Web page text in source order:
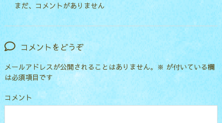
まだ、コメントがありません
コメントをどうぞ
メールアドレスが公開されることはありません。 ※ が付いている欄
は必須項目です
コメント